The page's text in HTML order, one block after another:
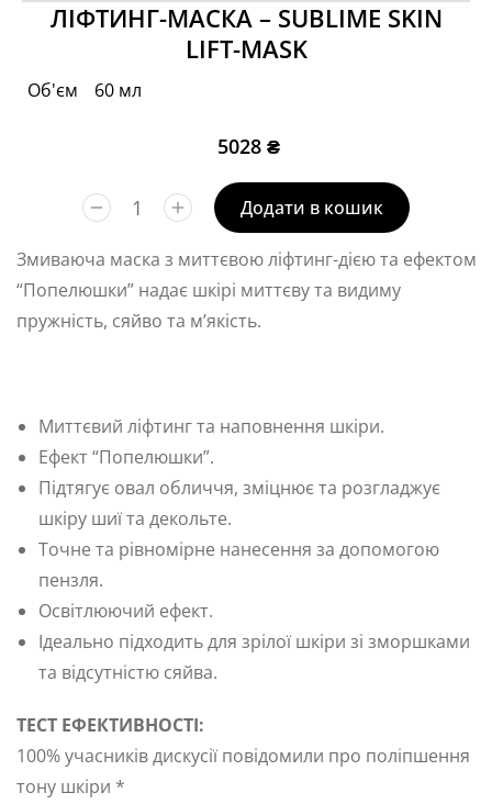
ЛІФТИНГ-МАСКА – SUBLIME SKIN
LIFT-MASK
Об'єм 60 мл
5028 ₴
Додати в кошик
Змиваюча маска з миттєвою ліфтинг-дією та ефектом
“Попелюшки” надає шкірі миттєву та видиму
пружність, сяйво та м’якість.
Миттєвий ліфтинг та наповнення шкіри.
Ефект “Попелюшки”.
Підтягує овал обличчя, зміцнює та розгладжує
шкіру шиї та декольте.
Точне та рівномірне нанесення за допомогою
пензля.
Освітлюючий ефект.
Ідеально підходить для зрілої шкіри зі зморшками
та відсутністю сяйва.
ТЕСТ ЕФЕКТИВНОСТІ:
100% учасників дискусії повідомили про поліпшення
тону шкіри *